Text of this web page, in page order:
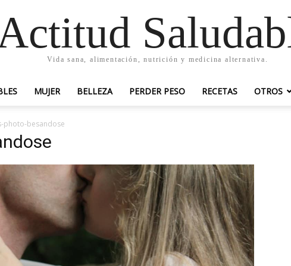
Vida sana, alimentación, nutrición y medicina alternativa.
MUJER BELLEZA PERDER PESO RECETAS OTROS
photo-besandose